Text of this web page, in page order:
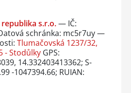
republika s.r.o.— IČ:
schránka: mc5r7uy —
Tlumačovská 1237/32,
- StodůlkyGPS:
14.332403413362; S-
-1047394.66; RUIAN: